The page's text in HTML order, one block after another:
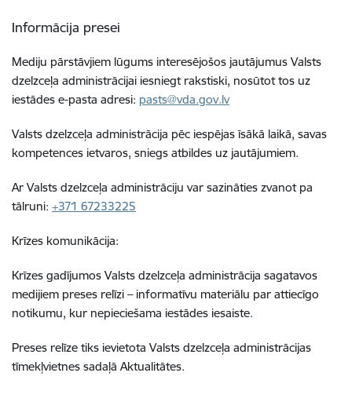
Informācija presei
Mediju pārstāvjiem lūgums interesējošos jautājumus Valsts
dzelzceļa administrācijai iesniegt rakstiski, nosūtot tos uz
iestādes e-pasta adresi: pasts@vda.gov.lv
Valsts dzelzceļa administrācija pēc iespējas īsākā laikā, savas
kompetences ietvaros, sniegs atbildes uz jautājumiem.
Ar Valsts dzelzceļa administrāciju var sazināties zvanot pa
tālruni: +371 67233225
Krīzes komunikācija:
Krīzes gadījumos Valsts dzelzceļa administrācija sagatavos
medijiem preses relīzi – informatīvu materiālu par attiecīgo
notikumu, kur nepieciešama iestādes iesaiste.
Preses relīze tiks ievietota Valsts dzelzceļa administrācijas
tīmekļvietnes sadaļā Aktualitātes.